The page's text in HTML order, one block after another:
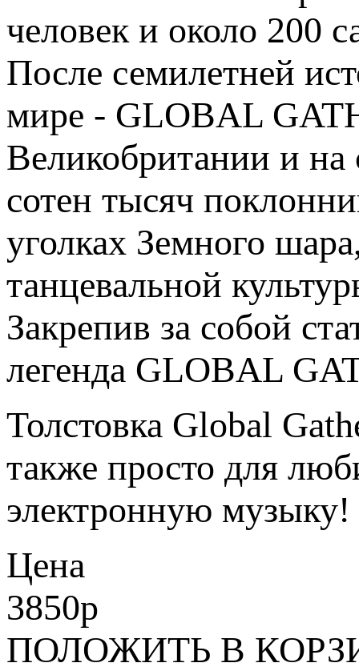
человек и около 200
После семилетней
мире - GLOBAL
Великобритании и на
сотен тысяч
уголках Земного
танцевальной
Закрепив за собой
легенда GLOBAL
Толстовка Global
также просто для
электронную музыку!
Цена
3850p
ПОЛОЖИТЬ В